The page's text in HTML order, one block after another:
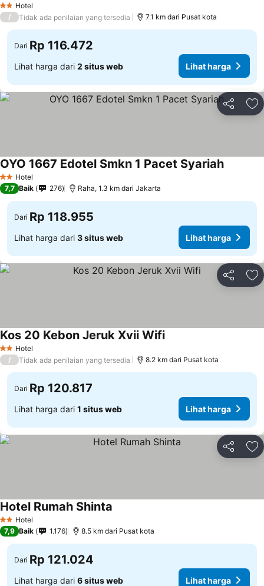
2 Bintang
Hotel
Lihat harga
/ Tidak ada penilaian yang tersedia 7.1 km dari Pusat kota
Dari Rp 116.472
Lihat harga dari 2 situs web Lihat harga
Bagikan
2 Bintang
Hotel
OYO 1667 Edotel Smkn 1 Pacet SyariahLihat
7,7 Baik 276 Raha, 1.3 km dari Jakarta
Dari Rp 118.955
Lihat harga dari 3 situs web Lihat harga
Bagikan
2 Bintang
Hotel
Kos 20 Kebon Jeruk Xvii WifiLihat harga
/ Tidak ada penilaian yang tersedia 8.2 km dari Pusat kota
Dari Rp 120.817
Lihat harga dari 1 situs web Lihat harga
Bagikan
2 Bintang
Hotel
Hotel Rumah Shinta
7,9 Baik 1.176 8.5 km dari Pusat kota
Dari Rp 121.024
Lihat harga dari 6 situs web Lihat harga